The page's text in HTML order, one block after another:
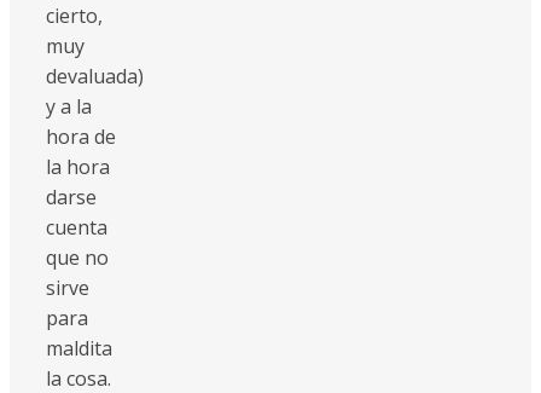
cierto,
muy
devaluada)
y a la
hora de
la hora
darse
cuenta
que no
sirve
para
maldita
la cosa.